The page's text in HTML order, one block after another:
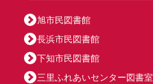
旭市民図書館
長浜市民図書館
下知市民図書館
三里ふれあいセンター図書室